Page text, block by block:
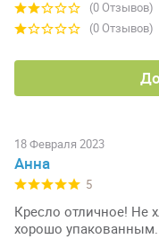
(0 Отзывов)
(0 Отзывов)
18 Февраля 2023
Анна
5
Кресло отличное! Не
хорошо